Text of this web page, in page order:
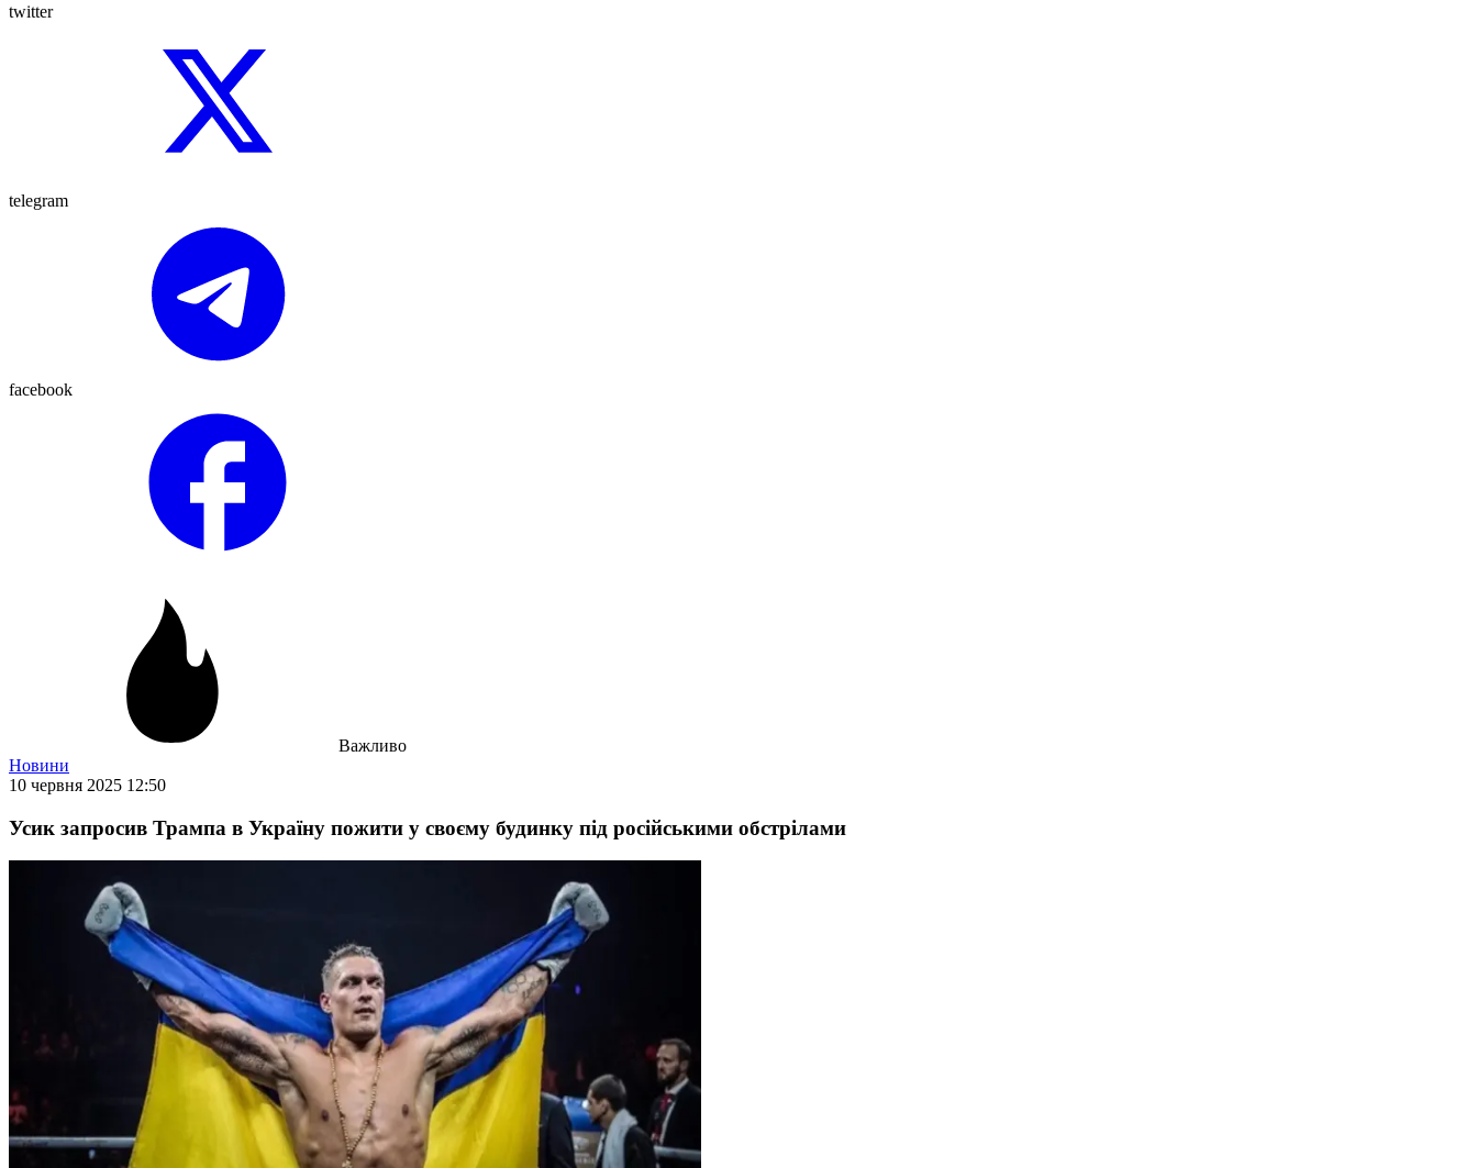
twitter
telegram
facebook
Важливо
Новини
10 червня 2025 12:50
Усик запросив Трампа в Україну пожити у своєму будинку під російськими обстрілами